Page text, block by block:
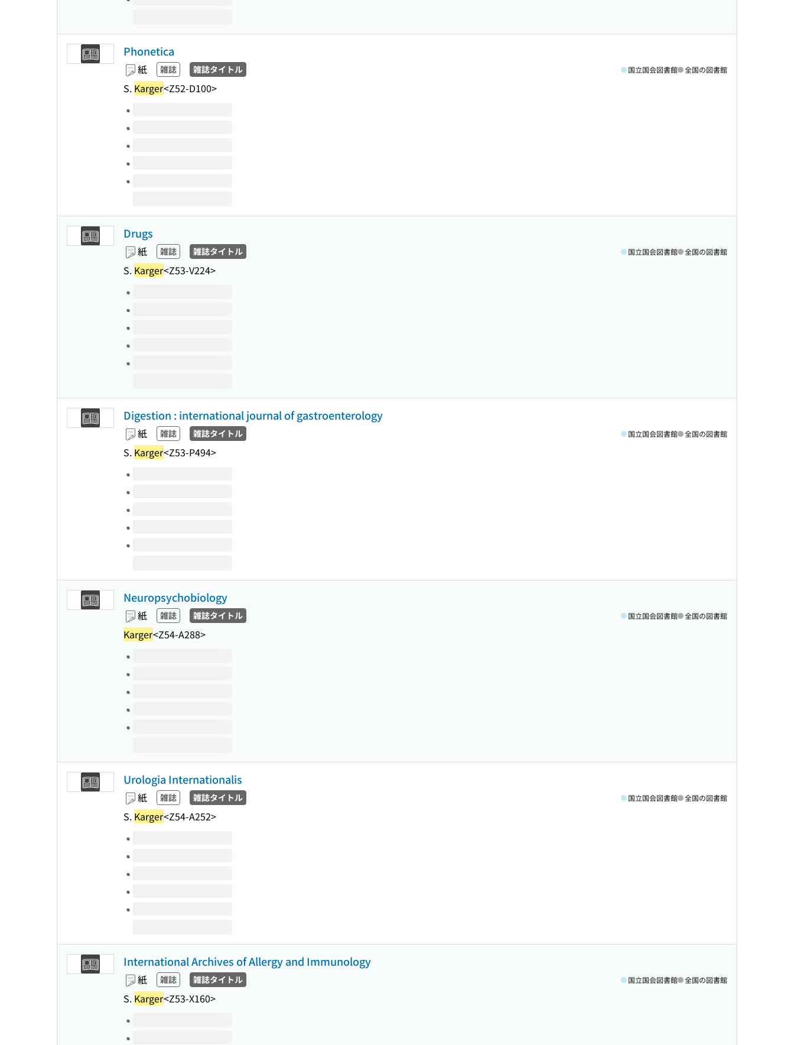
Phonetica
紙 雑誌 雑誌タイトル
S. Karger<Z52-D100>
国立国会図書館 全国の図書館
このタイトルの巻号
Drugs
紙 雑誌 雑誌タイトル
S. Karger<Z53-V224>
国立国会図書館 全国の図書館
このタイトルの巻号
Digestion : international journal of gastroenterology
紙 雑誌 雑誌タイトル
S. Karger<Z53-P494>
国立国会図書館 全国の図書館
このタイトルの巻号
Neuropsychobiology
紙 雑誌 雑誌タイトル
Karger<Z54-A288>
国立国会図書館 全国の図書館
このタイトルの巻号
Urologia Internationalis
紙 雑誌 雑誌タイトル
S. Karger<Z54-A252>
国立国会図書館 全国の図書館
このタイトルの巻号
International Archives of Allergy and Immunology
紙 雑誌 雑誌タイトル
S. Karger<Z53-X160>
国立国会図書館 全国の図書館
このタイトルの巻号